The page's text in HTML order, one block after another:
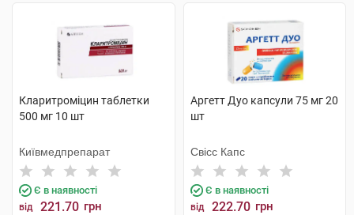
Кларитроміцин таблетки
500 мг 10 шт
Київмедпрепарат
Є в наявності
від 221.70 грн
Аргетт Дуо капсули 75 мг 20
шт
Свісс Капс
Є в наявності
від 222.70 грн